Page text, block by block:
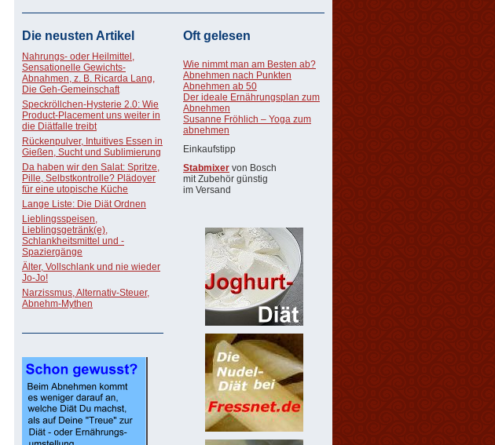
Die neusten Artikel
Nahrungs- oder Heilmittel,
Sensationelle Gewichts-
Abnahmen, z. B. Ricarda Lang,
Die Geh-Gemeinschaft
Speckröllchen-Hysterie 2.0: Wie
Product-Placement uns weiter in
die Diätfalle treibt
Rückenpulver, Intuitives Essen in
Gießen, Sucht und Sublimierung
Da haben wir den Salat: Spritze,
Pille, Selbstkontrolle? Plädoyer
für eine utopische Küche
Lange Liste: Die Diät Ordnen
Lieblingsspeisen,
Lieblingsgetränk(e),
Schlankheitsmittel und -
Spaziergänge
Älter, Vollschlank und nie wieder
Jo-Jo!
Narzissmus, Alternativ-Steuer,
Abnehm-Mythen
Oft gelesen
Wie nimmt man am Besten ab?
Abnehmen nach Punkten
Abnehmen ab 50
Der ideale Ernährungsplan zum
Abnehmen
Susanne Fröhlich – Yoga zum
abnehmen
Einkaufstipp
Stabmixer von Bosch
mit Zubehör günstig
im Versand